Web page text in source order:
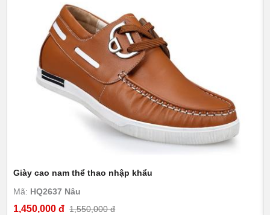
Giày cao nam thể thao nhập khẩu
Mã: HQ2637 Nâu
1,450,000 đ 1,550,000 đ